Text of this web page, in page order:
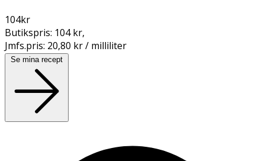
104kr
Butikspris: 104 kr,
Jmfs.pris: 20,80 kr / milliliter
Se mina recept